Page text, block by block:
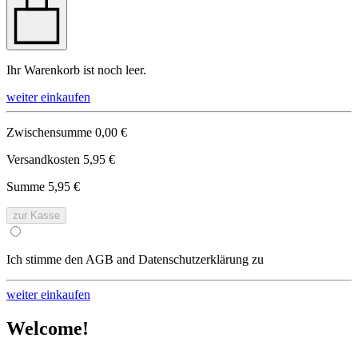
Ihr Warenkorb ist noch leer.
weiter einkaufen
Zwischensumme 0,00 €
Versandkosten 5,95 €
Summe 5,95 €
zur Kasse
Ich stimme den AGB and Datenschutzerklärung zu
weiter einkaufen
Welcome!